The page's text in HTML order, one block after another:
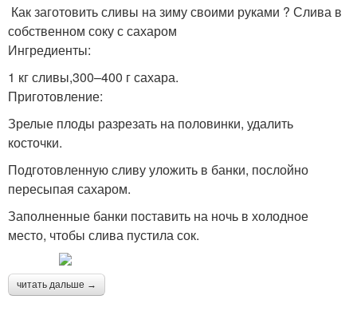
Как заготовить сливы на зиму своими руками ? Слива в
собственном соку с сахаром
Ингредиенты:
1 кг сливы,300–400 г сахара.
Приготовление:
Зрелые плоды разрезать на половинки, удалить
косточки.
Подготовленную сливу уложить в банки, послойно
пересыпая сахаром.
Заполненные банки поставить на ночь в холодное
место, чтобы слива пустила сок.
читать дальше →